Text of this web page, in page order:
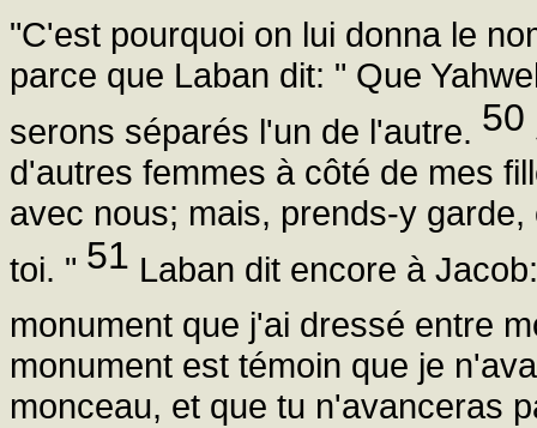
"C'est pourquoi on lui donna le
parce que Laban dit: " Que
serons séparés l'un de l'autre. 50
d'autres femmes à côté de mes
avec nous; mais, prends-y
toi. " 51 Laban dit encore à
monument que j'ai dressé entre
monument est témoin que je
monceau, et que tu n'avanceras